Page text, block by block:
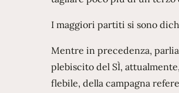
I maggiori partiti si sono
Mentre in precedenza,
plebiscito del SÌ,
flebile, della campagna